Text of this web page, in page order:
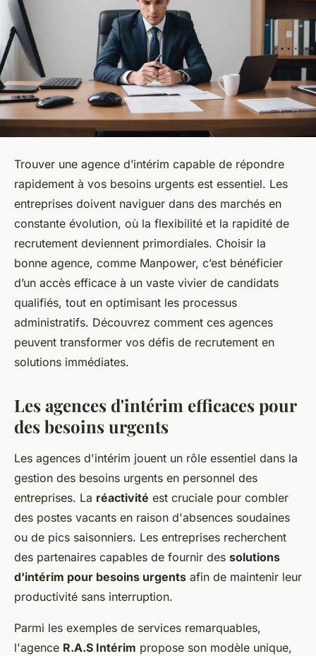
Trouver une agence d’intérim capable de répondre
rapidement à vos besoins urgents est essentiel. Les
entreprises doivent naviguer dans des marchés en
constante évolution, où la flexibilité et la rapidité de
recrutement deviennent primordiales. Choisir la
bonne agence, comme Manpower, c’est bénéficier
d’un accès efficace à un vaste vivier de candidats
qualifiés, tout en optimisant les processus
administratifs. Découvrez comment ces agences
peuvent transformer vos défis de recrutement en
solutions immédiates.
Les agences d'intérim efficaces pour
des besoins urgents
Les agences d'intérim jouent un rôle essentiel dans la
gestion des besoins urgents en personnel des
entreprises. La réactivité est cruciale pour combler
des postes vacants en raison d'absences soudaines
ou de pics saisonniers. Les entreprises recherchent
des partenaires capables de fournir des solutions
d'intérim pour besoins urgents afin de maintenir leur
productivité sans interruption.
Parmi les exemples de services remarquables,
l'agence R.A.S Intérim propose son modèle unique,